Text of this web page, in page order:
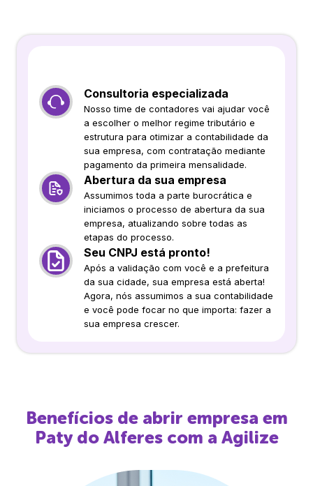
Consultoria especializada
Nosso time de contadores vai ajudar você
a escolher o melhor regime tributário e
estrutura para otimizar a contabilidade da
sua empresa, com contratação mediante
pagamento da primeira mensalidade.
Abertura da sua empresa
Assumimos toda a parte burocrática e
iniciamos o processo de abertura da sua
empresa, atualizando sobre todas as
etapas do processo.
Seu CNPJ está pronto!
Após a validação com você e a prefeitura
da sua cidade, sua empresa está aberta!
Agora, nós assumimos a sua contabilidade
e você pode focar no que importa: fazer a
sua empresa crescer.
Benefícios de abrir empresa em
Paty do Alferescom a Agilize